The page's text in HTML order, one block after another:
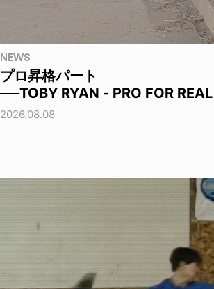
NEWS
プロ昇格パート
──TOBY RYAN - PRO FOR REAL
2026.08.08